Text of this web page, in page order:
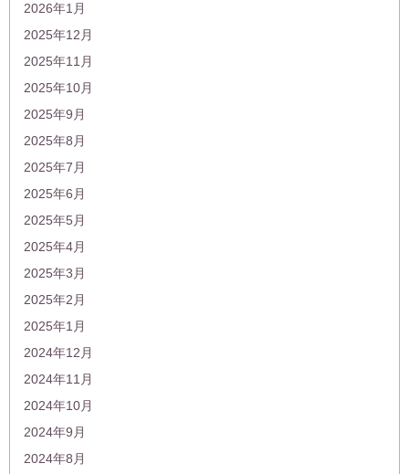
2026年1月
2025年12月
2025年11月
2025年10月
2025年9月
2025年8月
2025年7月
2025年6月
2025年5月
2025年4月
2025年3月
2025年2月
2025年1月
2024年12月
2024年11月
2024年10月
2024年9月
2024年8月